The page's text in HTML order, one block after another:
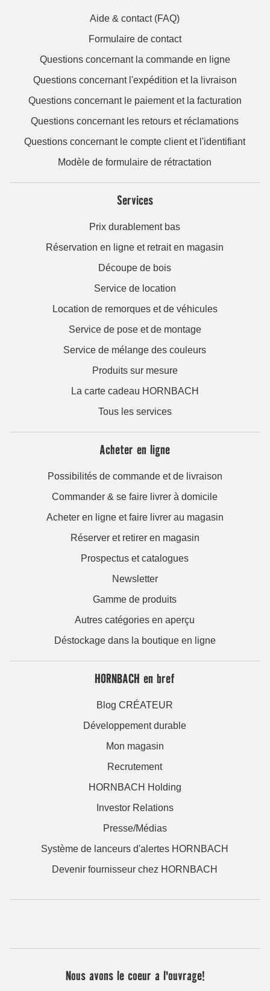
Aide & contact (FAQ)
Formulaire de contact
Questions concernant la commande en ligne
Questions concernant l'expédition et la livraison
Questions concernant le paiement et la facturation
Questions concernant les retours et réclamations
Questions concernant le compte client et l'identifiant
Modèle de formulaire de rétractation
Services
Prix durablement bas
Réservation en ligne et retrait en magasin
Découpe de bois
Service de location
Location de remorques et de véhicules
Service de pose et de montage
Service de mélange des couleurs
Produits sur mesure
La carte cadeau HORNBACH
Tous les services
Acheter en ligne
Possibilités de commande et de livraison
Commander & se faire livrer à domicile
Acheter en ligne et faire livrer au magasin
Réserver et retirer en magasin
Prospectus et catalogues
Newsletter
Gamme de produits
Autres catégories en aperçu
Déstockage dans la boutique en ligne
HORNBACH en bref
Blog CRÉATEUR
Développement durable
Mon magasin
Recrutement
HORNBACH Holding
Investor Relations
Presse/Médias
Système de lanceurs d'alertes HORNBACH
Devenir fournisseur chez HORNBACH
Nous avons le coeur a l'ouvrage!